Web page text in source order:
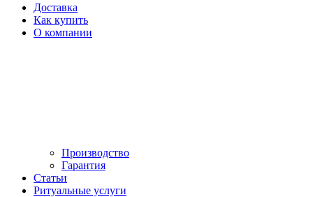
Доставка
Как купить
О компании
Производство
Гарантия
Статьи
Ритуальные услуги